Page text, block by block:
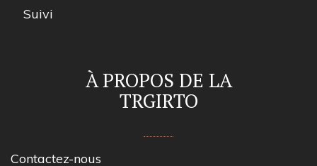
Suivi
À PROPOS DE LA
TRGIRTO
Contactez-nous